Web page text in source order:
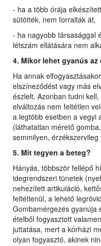
- ha a több órája
sütötték, nem forralták át,
- ha nagyobb társasággal
létszám ellátására nem
4. Mikor lehet gyanús az
Ha annak
elszíneződést vagy más
észlelt. Azonban tudni
elváltozás nem feltétlen
a legtöbb esetben a vegyi
(láthatatlan mérető
semmilyen,
5. Mit tegyen a beteg?
Hányás, többször fellépő
idegrendszeri tünetek
nehezített artikuláció,
feltétlenül, a lehető
Gombamérgezés gyanúja
ételből fogyasztott
juttatása, mert a kórházi
olyan fogyasztó, akinek